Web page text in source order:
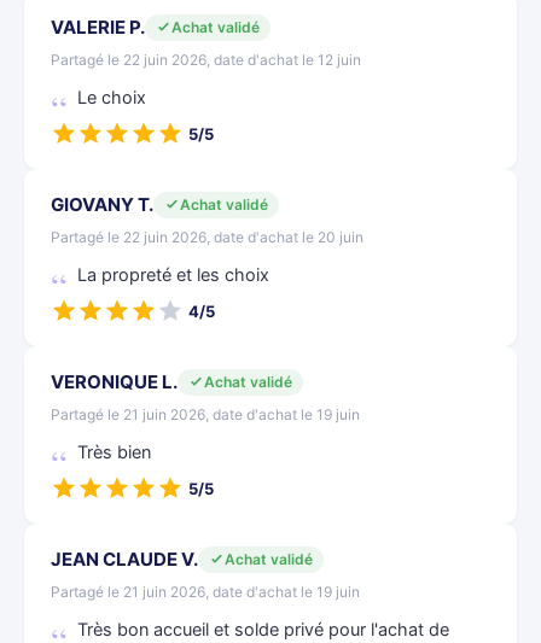
VALERIE P.
Achat validé
Partagé le 22 juin 2026, date d'achat le 12 juin
Le choix
5/5
GIOVANY T.
Achat validé
Partagé le 22 juin 2026, date d'achat le 20 juin
La propreté et les choix
4/5
VERONIQUE L.
Achat validé
Partagé le 21 juin 2026, date d'achat le 19 juin
Très bien
5/5
JEAN CLAUDE V.
Achat validé
Partagé le 21 juin 2026, date d'achat le 19 juin
Très bon accueil et solde privé pour l'achat de